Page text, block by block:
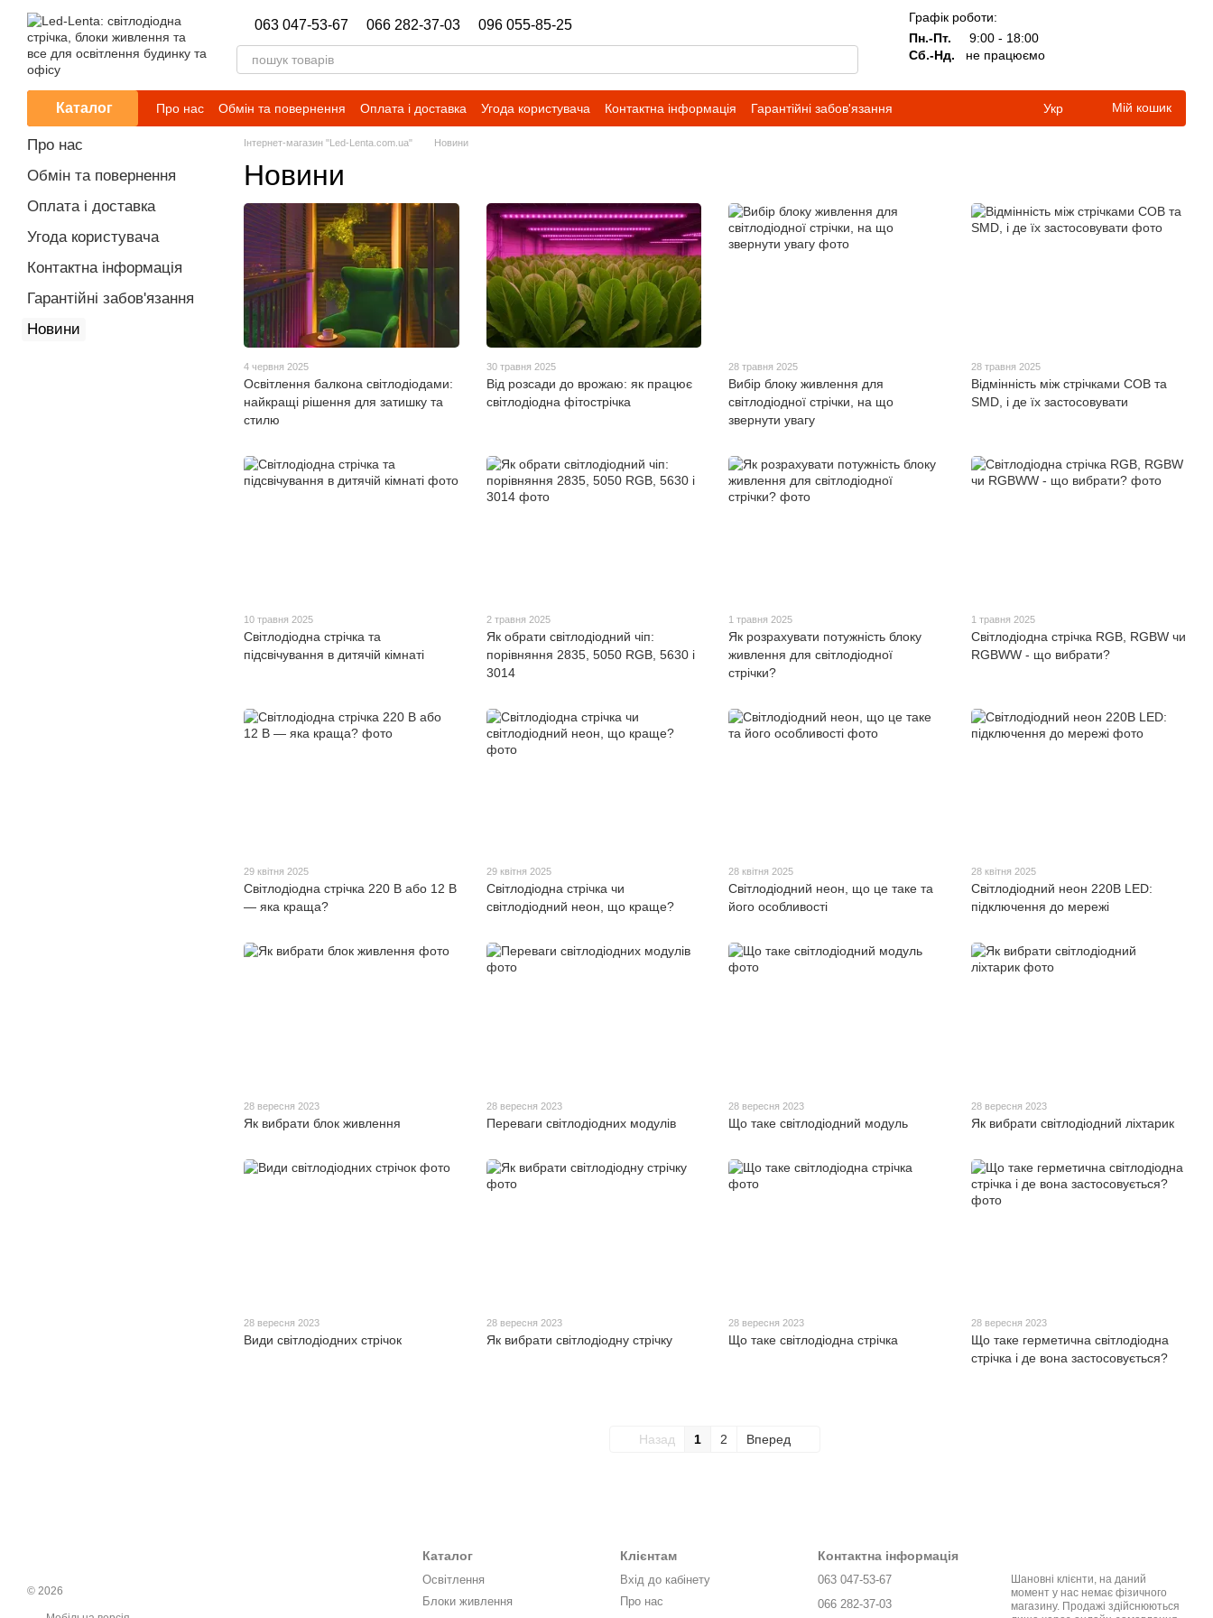
Перейти до основного контенту
063 047-53-67 066 282-37-03 096 055-85-25
Графік роботи:
Пн.-Пт.
9:00 - 18:00
Сб.-Нд.
не працюємо
Каталог Про нас Обмін та повернення Оплата і доставка Угода користувача Контактна інформація
Гарантійні забов'язання
Новини
Укр Мій кошик
Інтернет-магазин "Led-Lenta.com.ua" Новини
Новини
4 червня 2025
Освітлення балкона світлодіодами:
найкращі рішення для затишку та
стилю
30 травня 2025
Від розсади до врожаю: як працює
світлодіодна фітострічка
28 травня 2025
Вибір блоку живлення для
світлодіодної стрічки, на що
звернути увагу
28 травня 2025
Відмінність між стрічками СОВ та
SMD, і де їх застосовувати
10 травня 2025
Світлодіодна стрічка та
підсвічування в дитячій кімнаті
2 травня 2025
Як обрати світлодіодний чіп:
порівняння 2835, 5050 RGB, 5630 і
3014
1 травня 2025
Як розрахувати потужність блоку
живлення для світлодіодної
стрічки?
1 травня 2025
Світлодіодна стрічка RGB, RGBW чи
RGBWW - що вибрати?
29 квітня 2025
Світлодіодна стрічка 220 В або 12 В
— яка краща?
29 квітня 2025
Світлодіодна стрічка чи
світлодіодний неон, що краще?
28 квітня 2025
Світлодіодний неон, що це таке та
його особливості
28 квітня 2025
Світлодіодний неон 220В LED:
підключення до мережі
28 вересня 2023
Як вибрати блок живлення
28 вересня 2023
Переваги світлодіодних модулів
28 вересня 2023
Що таке світлодіодний модуль
28 вересня 2023
Як вибрати світлодіодний ліхтарик
28 вересня 2023
Види світлодіодних стрічок
28 вересня 2023
Як вибрати світлодіодну стрічку
28 вересня 2023
Що таке світлодіодна стрічка
28 вересня 2023
Що таке герметична світлодіодна
стрічка і де вона застосовується?
Назад 1 2 Вперед
Про нас
Обмін та повернення
Оплата і доставка
Угода користувача
Контактна інформація
Гарантійні забов'язання
Новини
© 2026
Каталог
Освітлення
Блоки живлення
Клієнтам
Вхід до кабінету
Про нас
Контактна інформація
063 047-53-67
066 282-37-03
Шановні клієнти, на даний
момент у нас немає фізичного
магазину. Продажі здійснюються